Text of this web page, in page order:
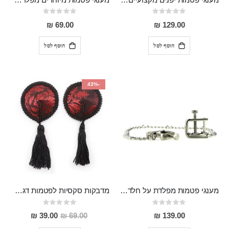
Rating:
0%
129.00 ₪
הוסף לסל
Rating:
0%
69.00 ₪
הוסף לסל
מענגי פטמות מפלדת על חלד מתכוננים עם שרשרת, מקצועיים Louis
Rating:
0%
139.00 ₪
-43%
מדבקות סקסיות לפטמות דגם יפני שחור אדום
Rating:
0%
69.00 ₪
מחיר
מבצע
39.00 ₪